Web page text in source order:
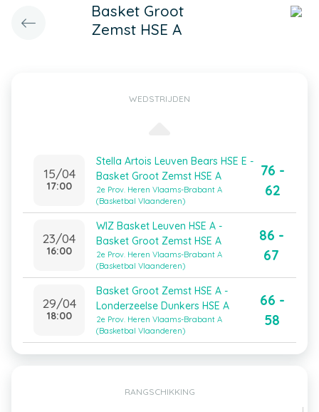
Basket Groot
Zemst HSE A
WEDSTRIJDEN
15/04
17:00
Stella Artois Leuven Bears HSE E -
Basket Groot Zemst HSE A
2e Prov. Heren Vlaams-Brabant A
(Basketbal Vlaanderen)
76 -
62
23/04
16:00
WIZ Basket Leuven HSE A -
Basket Groot Zemst HSE A
2e Prov. Heren Vlaams-Brabant A
(Basketbal Vlaanderen)
86 -
67
29/04
18:00
Basket Groot Zemst HSE A -
Londerzeelse Dunkers HSE A
2e Prov. Heren Vlaams-Brabant A
(Basketbal Vlaanderen)
66 -
58
RANGSCHIKKING